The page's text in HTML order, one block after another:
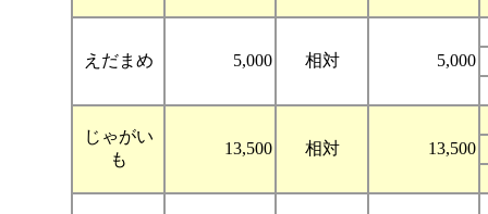
えだまめ 5,000 相対 5,000
じゃがい
も
13,500 相対 13,500